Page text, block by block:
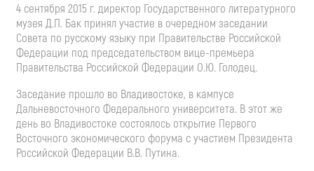
4 сентября 2015 г. директор Государственного литературного
музея Д.П. Бак принял участие в очередном заседании
Совета по русскому языку при Правительстве Российской
Федерации под председательством вице-премьера
Правительства Российской Федерации О.Ю. Голодец.
Заседание прошло во Владивостоке, в кампусе
Дальневосточного Федерального университета. В этот же
день во Владивостоке состоялось открытие Первого
Восточного экономического форума с участием Президента
Российской Федерации В.В. Путина.